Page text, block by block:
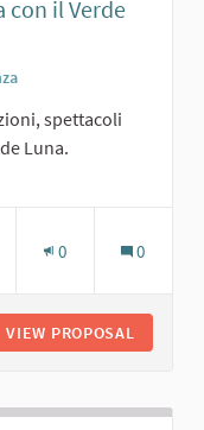
con il Verde
spettacoli
Luna.
0 0
VIEW PROPOSAL